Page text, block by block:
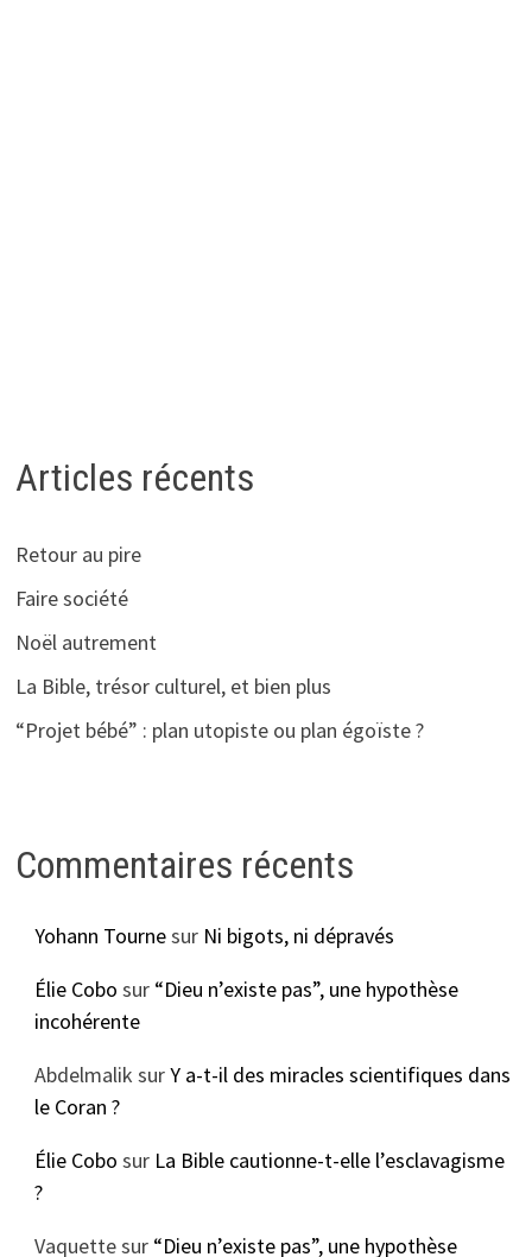
Articles récents
Retour au pire
Faire société
Noël autrement
La Bible, trésor culturel, et bien plus
“Projet bébé” : plan utopiste ou plan égoïste ?
Commentaires récents
Yohann Tournesur Ni bigots, ni dépravés
Élie Cobo sur “Dieu n’existe pas”, une hypothèse
incohérente
Abdelmalik surY a-t-il des miracles scientifiques dans
le Coran ?
Élie Cobo sur La Bible cautionne-t-elle l’esclavagisme
?
Vaquettesur “Dieu n’existe pas”, une hypothèse